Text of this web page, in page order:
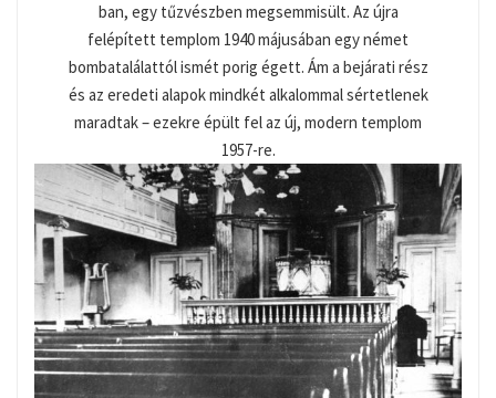
ban, egy tűzvészben megsemmisült. Az újra
felépített templom 1940 májusában egy német
bombatalálattól ismét porig égett. Ám a bejárati rész
és az eredeti alapok mindkét alkalommal sértetlenek
maradtak – ezekre épült fel az új, modern templom
1957-re.